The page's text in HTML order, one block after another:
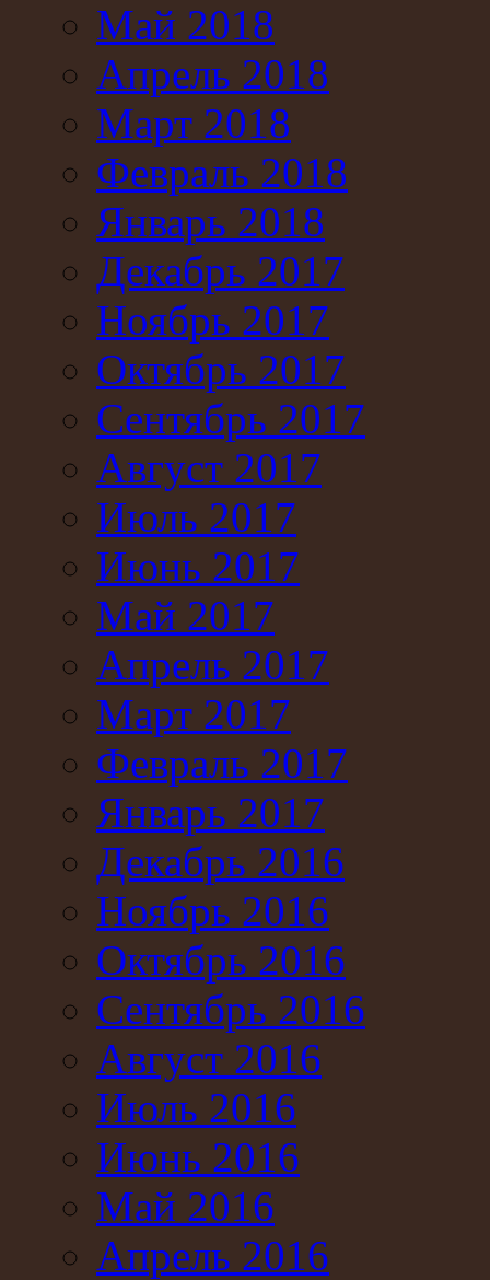
Май 2018
Апрель 2018
Март 2018
Февраль 2018
Январь 2018
Декабрь 2017
Ноябрь 2017
Октябрь 2017
Сентябрь 2017
Август 2017
Июль 2017
Июнь 2017
Май 2017
Апрель 2017
Март 2017
Февраль 2017
Январь 2017
Декабрь 2016
Ноябрь 2016
Октябрь 2016
Сентябрь 2016
Август 2016
Июль 2016
Июнь 2016
Май 2016
Апрель 2016